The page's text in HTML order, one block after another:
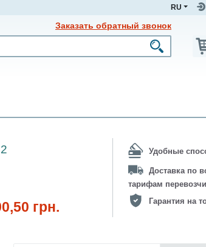
RU
Заказать обратный звонок
грн.
Удобные
Доставка по
тарифам
Гарантия на